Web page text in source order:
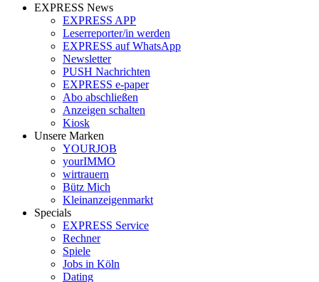
EXPRESS News
EXPRESS APP
Leserreporter/in werden
EXPRESS auf WhatsApp
Newsletter
PUSH Nachrichten
EXPRESS e-paper
Abo abschließen
Anzeigen schalten
Kiosk
Unsere Marken
YOURJOB
yourIMMO
wirtrauern
Bütz Mich
Kleinanzeigenmarkt
Specials
EXPRESS Service
Rechner
Spiele
Jobs in Köln
Dating